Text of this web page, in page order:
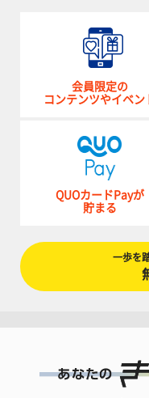
会員限定の
コンテンツやイベン
QUOカードPayが
貯まる
一歩を